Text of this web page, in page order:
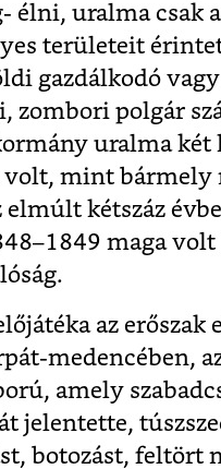
élni, uralma csak
területeit
gazdálkodó
zombori polgár
uralma két
volt, mint bármely
elmúlt kétszáz
maga volt
az erőszak
medencében,
amely
jelentette,
botozást, feltört